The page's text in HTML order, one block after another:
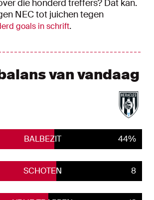
die honderd treffers? Dat kan.
NEC tot juichen tegen
goals in schrift.
van vandaag
BALBEZIT Heracles
44%
SCHOTEN 8